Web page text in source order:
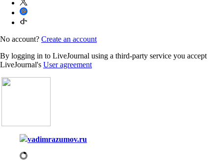
No account? Create an account
By logging in to LiveJournal using a third-party service you accept
LiveJournal's User agreement
vadimrazumov.ru